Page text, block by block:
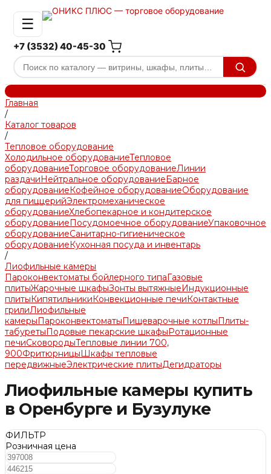
☰
+7 (3532) 40-45-30
Главная
/
Каталог товаров
/
Тепловое оборудование
Холодильное оборудованиеТепловое
оборудованиеТорговое оборудованиеЛинии
раздачиНейтральное оборудованиеБарное
оборудованиеКофейное оборудованиеОборудование
для пиццерийЭлектромеханическое
оборудованиеХлебопекарное и кондитерское
оборудованиеПосудомоечное оборудованиеУпаковочное
оборудованиеСанитарно-гигиеническое
оборудованиеКухонная посуда и инвентарь
/
Лиофильные камеры
Пароконвектоматы бойлерного типаГазовые
плитыЖарочные шкафыЗонты вытяжныеИндукционные
плитыКипятильникиКонвекционные печиКонтактные
грилиЛиофильные
камерыПароконвектоматыПищеварочные котлыПлиты-
табуретыПодовые пекарские шкафыРотационные
печиСковородыТепловые линии 700,
900ФритюрницыШкафы тепловые
передвижныеЭлектрические плитыДегидраторы
Лиофильные камеры купить
в Оренбурге и Бузулуке
ФИЛЬТР
Розничная цена